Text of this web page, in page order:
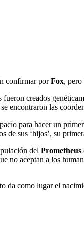
confirmar porFox, pero
creados
encontraron las
para hacer un
de sus ‘hijos’, su
del Prometheus
no aceptan a los
como lugar el